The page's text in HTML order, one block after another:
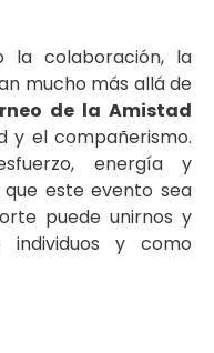
la colaboración, la
mucho más allá de
de la Amistad
y el compañerismo.
energía y
este evento sea
puede unirnos y
y como